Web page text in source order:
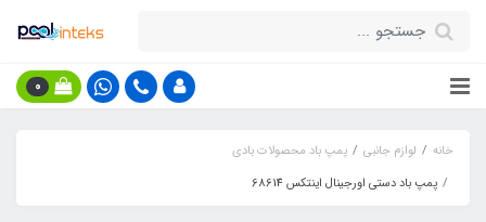
0
خانه لوازم جانبی
پمپ باد محصولات بادی
پمپ باد دستی اورجینال اینتکس 68614